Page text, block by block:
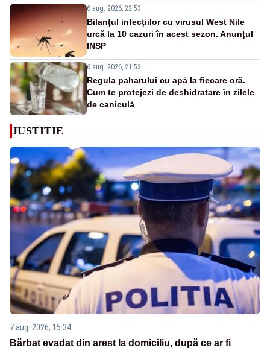
6 aug. 2026, 22:53
Bilanțul infecțiilor cu virusul West Nile
urcă la 10 cazuri în acest sezon. Anunțul
INSP
6 aug. 2026, 21:53
Regula paharului cu apă la fiecare oră.
Cum te protejezi de deshidratare în zilele
de caniculă
JUSTITIE
7 aug. 2026, 15:34
Bărbat evadat din arest la domiciliu, după ce ar fi